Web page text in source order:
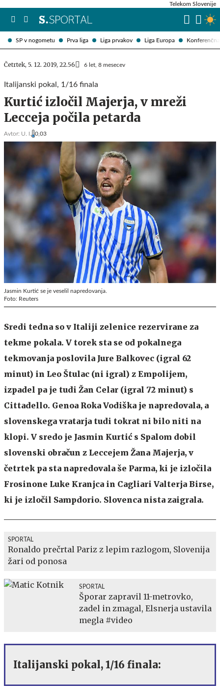
SP v nogometu Prva liga Liga prvakov Liga Europa
Telekom Slovenije
Četrtek, 5. 12. 2019, 22.56 6 let, 8 mesecev
Italijanski pokal, 1/16 finala
Kurtić izločil Majerja, v mreži
Lecceja počila petarda
Avtor: U. I. 0,03
Jasmin Kurtić se je veselil napredovanja.
Foto: Reuters
Sredi tedna so v Italiji zelenice rezervirane za
tekme pokala. V torek sta se od pokalnega
tekmovanja poslovila Jure Balkovec (igral 62
minut) in Leo Štulac (ni igral) z Empolijem,
izpadel pa je tudi Žan Celar (igral 72 minut) s
Cittadello. Genoa Roka Vodiška je napredovala, a
slovenskega vratarja tudi tokrat ni bilo niti na
klopi. V sredo je Jasmin Kurtić s Spalom dobil
slovenski obračun z Leccejem Žana Majerja, v
četrtek pa sta napredovala še Parma, ki je izločila
Frosinone Luke Kranjca in Cagliari Valterja Birse,
ki je izločil Sampdorio. Slovenca nista zaigrala.
SPORTAL
Ronaldo prečrtal Pariz z lepim razlogom, Slovenija
žari od ponosa
SPORTAL
Šporar zapravil 11-metrovko,
zadel in zmagal, Elsnerja ustavila
megla #video
Italijanski pokal, 1/16 finala: